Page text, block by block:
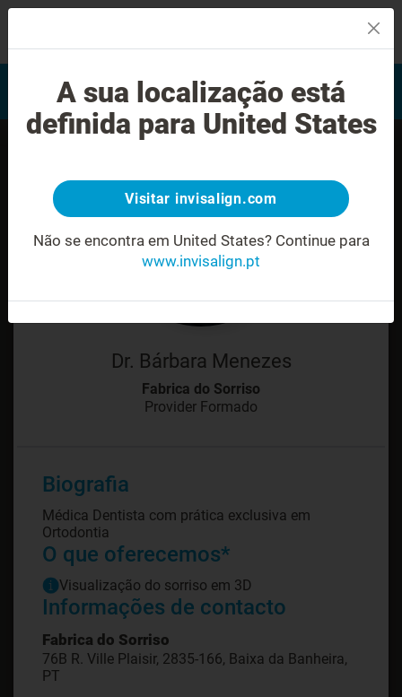
Avaliação do sorriso
Encontrar um Invisalign
provider
Dr. Bárbara Menezes
Fabrica do Sorriso
Provider Formado
Biografia
Médica Dentista com prática exclusiva em
Ortodontia
O que oferecemos*
Visualização do sorriso em 3D
Informações de contacto
Fabrica do Sorriso
76B R. Ville Plaisir, 2835-166, Baixa da Banheira,
PT
A sua localização está
definida para United States
Visitar invisalign.com
Não se encontra em United States? Continue para
www.invisalign.pt